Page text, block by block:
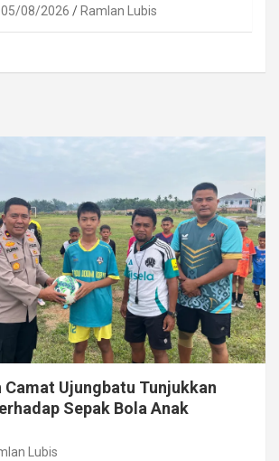
05/08/2026 Ramlan Lubis
Camat Ujungbatu Tunjukkan
Sepak Bola Anak
Lubis